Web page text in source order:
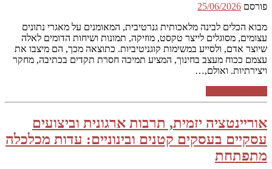
פורסם 25/06/2026
מבוא הכלים לבינה מלאכותית גנרטיבית, המאומנים על מאגרי נתונים
עצומים, מסוגלים לייצר טקסט, מוזיקה, תמונות ושיחות הדומים לאלה
שיוצר אדם, ולסייע במשימות קוגניטיביות. כתוצאה מכך, הם מיצבו את
עצמם ככוח מעצב בחינוך, המציע תמיכה חסרת תקדים בכתיבה, מחקר
ויצירתיות. ואולם,…
אוריינטציה יזמית, תרבות ארגונית וביצועים
עסקיים בעסקים קטנים ובינוניים: עדות מכלכלה
מתפתחת